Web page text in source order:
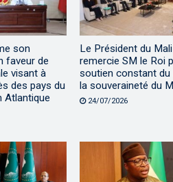
son
faveur de
visant à
des pays du
Atlantique
Le Président du Mali
remercie SM le Roi
soutien constant du
la souveraineté du
24/07/2026